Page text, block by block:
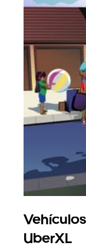
UberXL